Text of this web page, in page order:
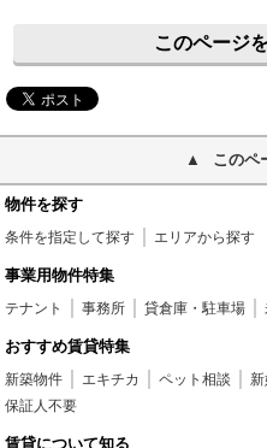
このページ
このペ
物件を探す
条件を指定して探す エリアから探す
事業用物件特集
テナント 事務所 貸倉庫・駐車場
おすすめ賃貸特集
新築物件 エキチカ ペット相談
保証人不要
賃貸について知る